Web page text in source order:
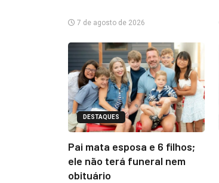
7 de agosto de 2026
DESTAQUES
Pai mata esposa e 6 filhos;
ele não terá funeral nem
obituário